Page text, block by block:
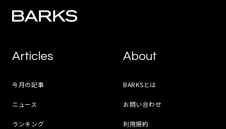
Articles
今月の記事
ニュース
ランキング
About
BARKSとは
お問い合わせ
利用規約